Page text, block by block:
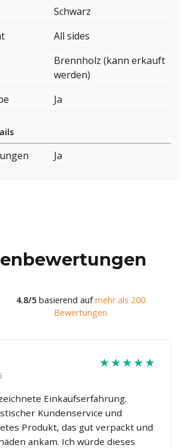
Schwarz
All sides
Brennholz (kann erkauft
werden)
Ja
Ja
4.8/5basierend aufmehr als 200
Bewertungen
★★★★★
Einkaufserfahrung.
Kundenservice und
Produkt, das gut verpackt und
ankam. Ich würde dieses